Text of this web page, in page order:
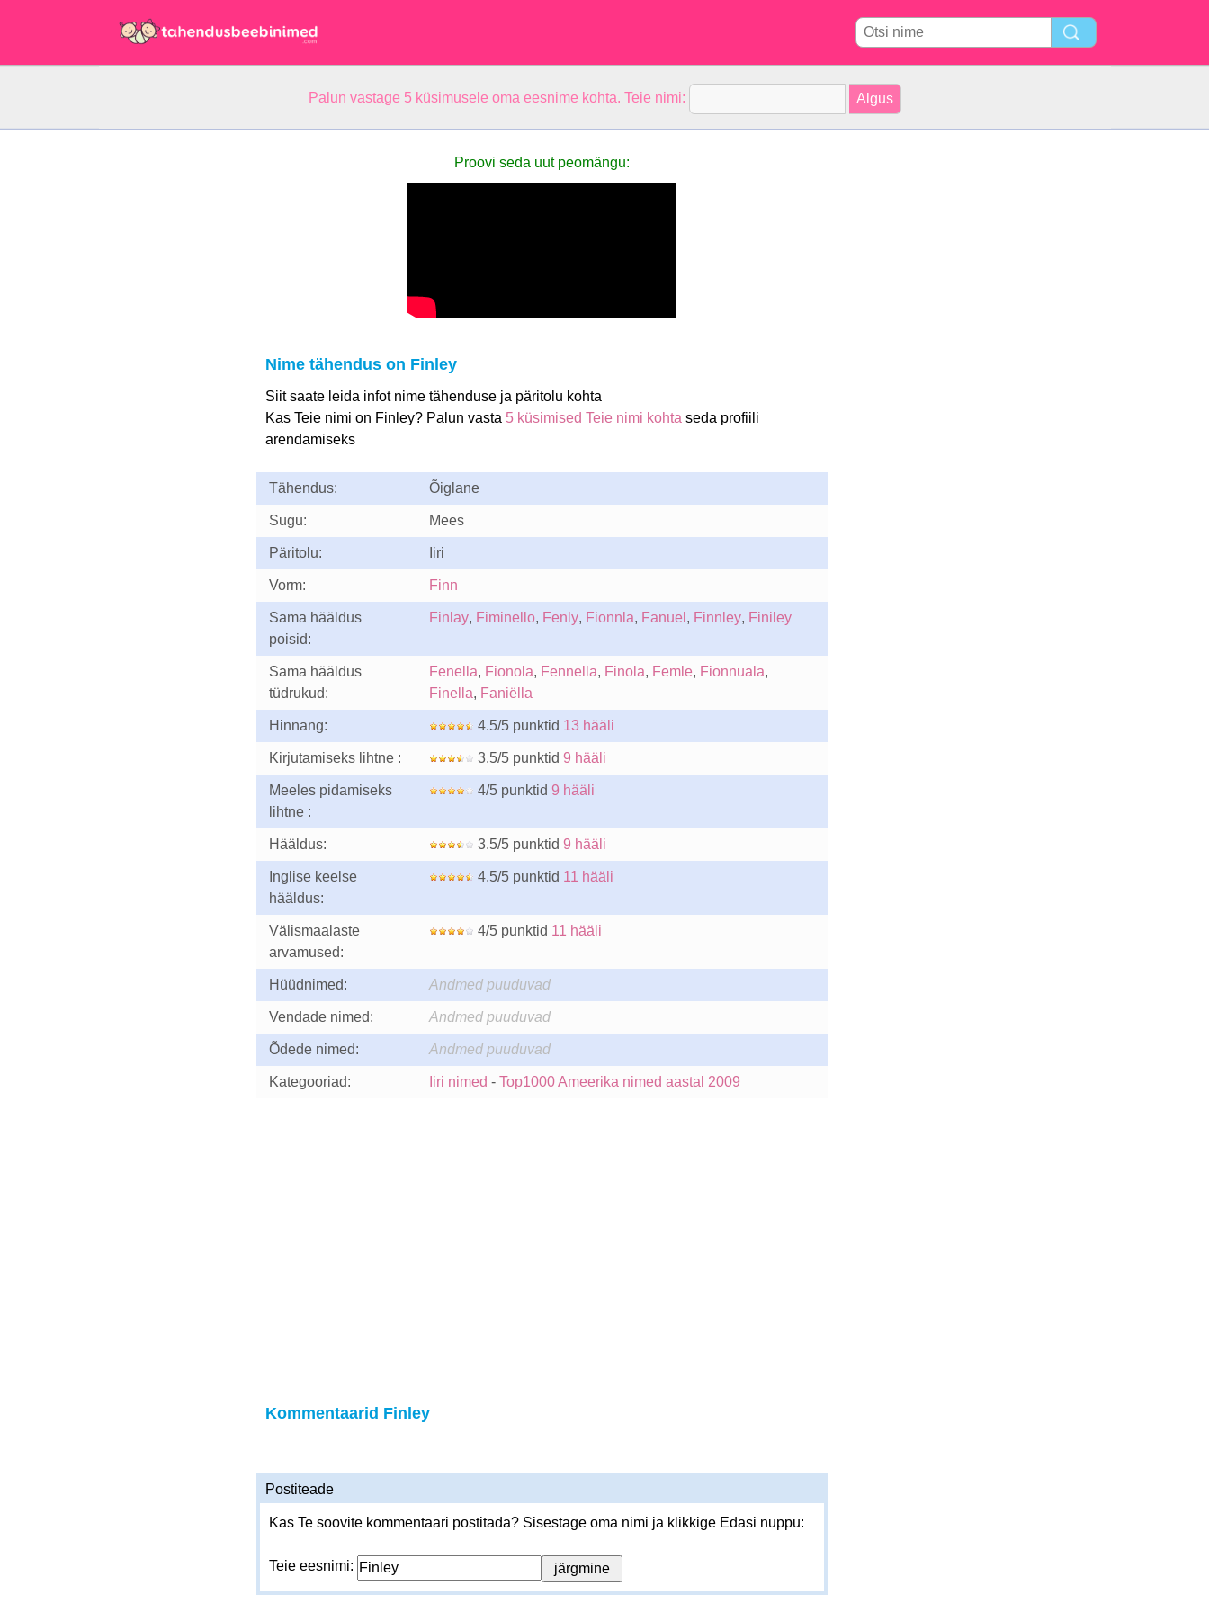
Palun vastage 5 küsimusele oma eesnime kohta. Teie nimi:
Proovi seda uut peomängu:
Nime tähendus on Finley
Siit saate leida infot nime tähenduse ja päritolu kohta
Kas Teie nimi on Finley? Palun vasta 5 küsimised Teie nimi kohta seda profiili
arendamiseks
Tähendus: Õiglane
Sugu: Mees
Päritolu: Iiri
Vorm: Finn
Sama hääldus
poisid:
Finlay, Fiminello, Fenly, Fionnla, Fanuel , Finnley, Finiley
Sama hääldus
tüdrukud:
Fenella, Fionola, Fennella, Finola, Femle, Fionnuala,
Finella, Faniëlla
Hinnang: 4.5/5 punktid 13 hääli
Kirjutamiseks lihtne : 3.5/5 punktid 9 hääli
Meeles pidamiseks
lihtne :
4/5 punktid 9 hääli
Hääldus: 3.5/5 punktid 9 hääli
Inglise keelse
hääldus:
4.5/5 punktid 11 hääli
Välismaalaste
arvamused:
4/5 punktid 11 hääli
Hüüdnimed: Andmed puuduvad
Vendade nimed: Andmed puuduvad
Õdede nimed: Andmed puuduvad
Kategooriad: Iiri nimed - Top1000 Ameerika nimed aastal 2009
Kommentaarid Finley
Postiteade
Kas Te soovite kommentaari postitada? Sisestage oma nimi ja klikkige Edasi nuppu:
Teie eesnimi: